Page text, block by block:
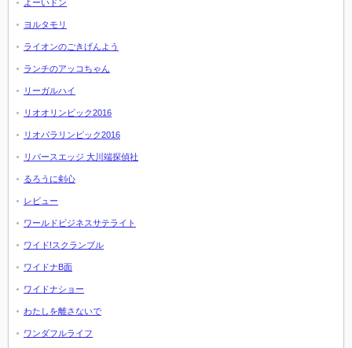
よーいドン
ヨルタモリ
ライオンのごきげんよう
ランチのアッコちゃん
リーガルハイ
リオオリンピック2016
リオパラリンピック2016
リバースエッジ 大川端探偵社
るろうに剣心
レビュー
ワールドビジネスサテライト
ワイド!スクランブル
ワイドナB面
ワイドナショー
わたしを離さないで
ワンダフルライフ